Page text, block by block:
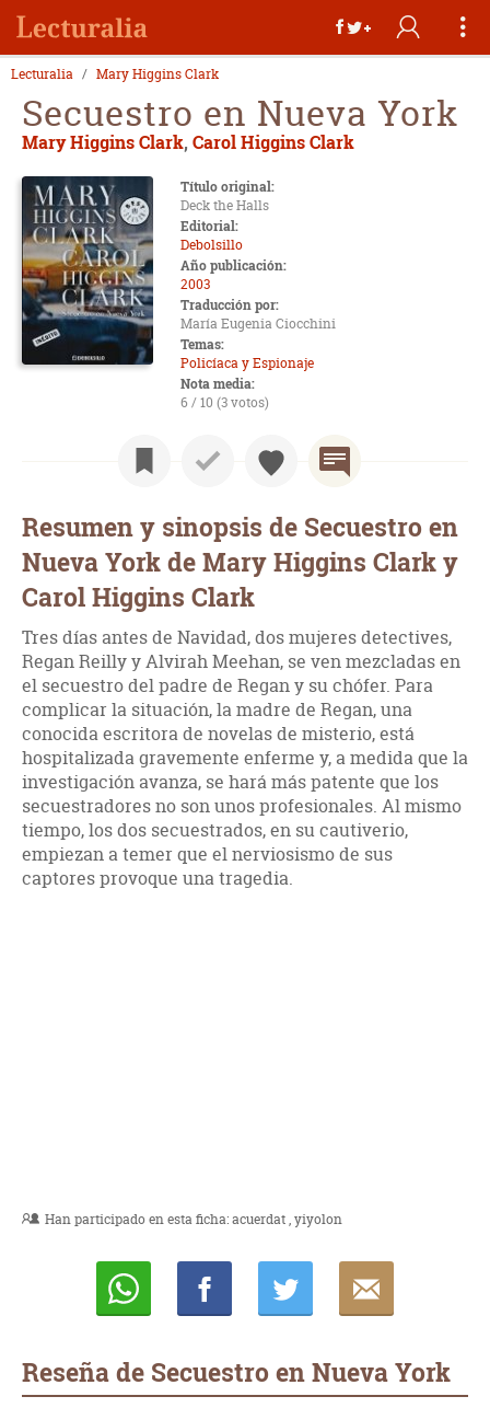
Lecturalia Mary Higgins Clark
Secuestro en Nueva York
Mary Higgins Clark, Carol Higgins Clark
Título original:
Deck the Halls
Editorial:
Debolsillo
Año publicación:
2003
Traducción por:
María Eugenia Ciocchini
Temas:
Policíaca y Espionaje
Nota media:
6 / 10 (3 votos)
Resumen y sinopsis de Secuestro en
Nueva York de Mary Higgins Clark y
Carol Higgins Clark
Tres días antes de Navidad, dos mujeres detectives,
Regan Reilly y Alvirah Meehan, se ven mezcladas en
el secuestro del padre de Regan y su chófer. Para
complicar la situación, la madre de Regan, una
conocida escritora de novelas de misterio, está
hospitalizada gravemente enferme y, a medida que la
investigación avanza, se hará más patente que los
secuestradores no son unos profesionales. Al mismo
tiempo, los dos secuestrados, en su cautiverio,
empiezan a temer que el nerviosismo de sus
captores provoque una tragedia.
Han participado en esta ficha:acuerdat yiyolon
Reseña de Secuestro en Nueva York